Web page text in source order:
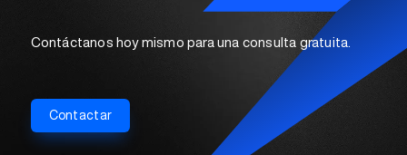
Contáctanos hoy mismo para una consulta gratuita.
Contactar